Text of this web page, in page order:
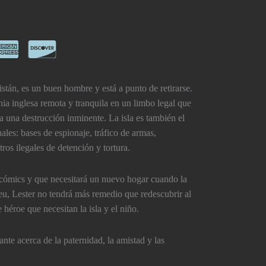
es un buen hombre y está a punto de retirarse.
inglesa remota y tranquila en un limbo legal que
una destrucción inminente. La isla es también el
bases de espionaje, tráfico de armas,
ilegales de detención y tortura.
y que necesitará un nuevo hogar cuando la
Lester no tendrá más remedio que redescubrir al
que necesitan la isla y el niño.
acerca de la paternidad, la amistad y las